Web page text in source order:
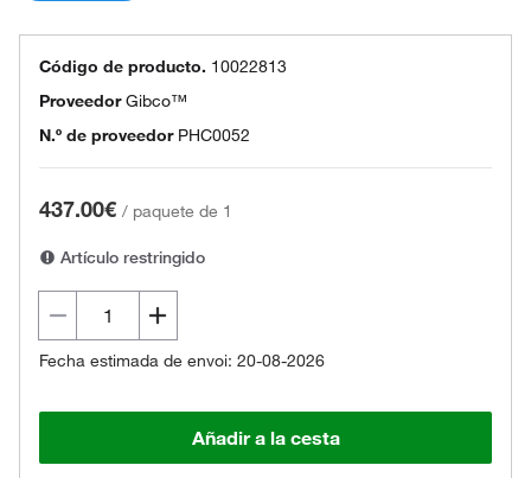
Código de producto. 10022813
ProveedorGibco™
N.º de proveedor PHC0052
437.00€ / paquete de 1
Artículo restringido
Fecha estimada de envoi: 20-08-2026
Añadir a la cesta